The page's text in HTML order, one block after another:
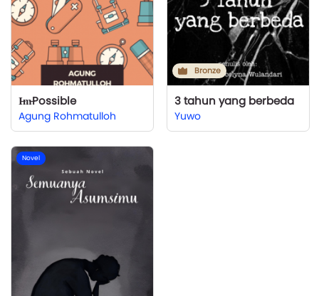
I̶m̶Possible
Agung Rohmatulloh
Bronze
3 tahun yang berbeda
Yuwo
Novel